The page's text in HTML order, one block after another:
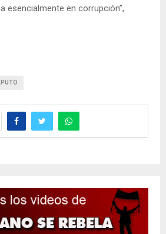
esencialmente en corrupción”,